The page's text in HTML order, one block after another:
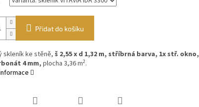
Přidat do košíku
skleník ke stěně, š 2,55 x d 1,32 m, stříbrná barva, 1x stř. okno,
4 mm,plocha 3,36 m2.